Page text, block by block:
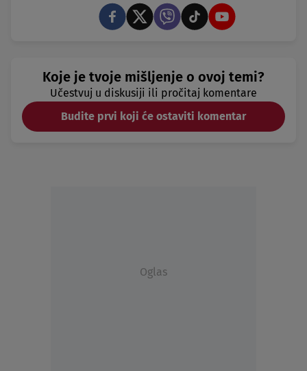
Koje je tvoje mišljenje o ovoj temi?
Učestvuj u diskusiji ili pročitaj komentare
Budite prvi koji će ostaviti komentar
Oglas